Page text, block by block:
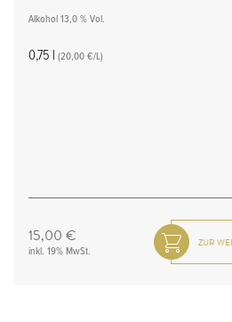
Alkohol 13,0 % Vol.
0,75 l (20,00 €/L)
15,00 €
inkl. 19% MwSt.